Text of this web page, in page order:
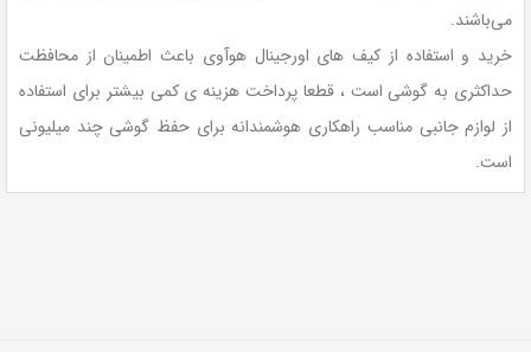
می‌باشند.
خرید و استفاده از کیف های اورجینال هوآوی باعث اطمینان از محافظت
حداکثری به گوشی است ، قطعا پرداخت هزینه ی کمی بیشتر برای استفاده
از لوازم جانبی مناسب راهکاری هوشمندانه برای حفظ گوشی چند میلیونی
است.